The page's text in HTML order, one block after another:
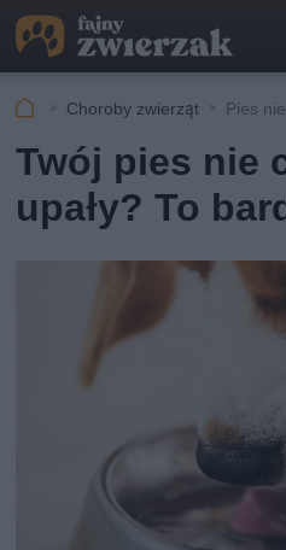
Choroby zwierząt Pies
Twój pies nie
upały? To